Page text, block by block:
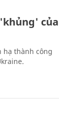
của
hạ thành công